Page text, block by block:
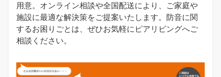
用意。オンライン相談や全国配送により、ご家庭や
施設に最適な解決策をご提案いたします。防音に関
するお困りごとは、ぜひお気軽にピアリビングへご
相談ください。